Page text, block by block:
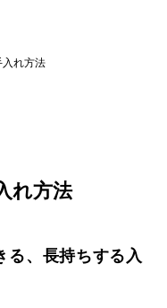
入れ方法
れ方法
る、長持ちする入